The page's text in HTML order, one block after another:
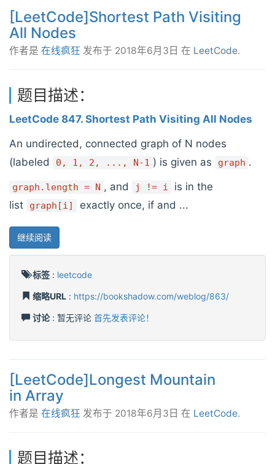
[LeetCode]Shortest Path Visiting
All Nodes
作者是 在线疯狂 发布于 2018年6月3日 在 LeetCode.
题目描述：
LeetCode 847. Shortest Path Visiting All Nodes
An undirected, connected graph of N nodes
(labeled
0, 1, 2, ..., N-1 ) is given as graph .
graph.length = N , and j != i
is in the
list
graph[i] exactly once, if and ...
继续阅读
标签 : leetcode
缩略URL : https://bookshadow.com/weblog/863/
讨论: 暂无评论 首先发表评论！
[LeetCode]Longest Mountain
in Array
作者是 在线疯狂 发布于 2018年6月3日 在 LeetCode.
题目描述：